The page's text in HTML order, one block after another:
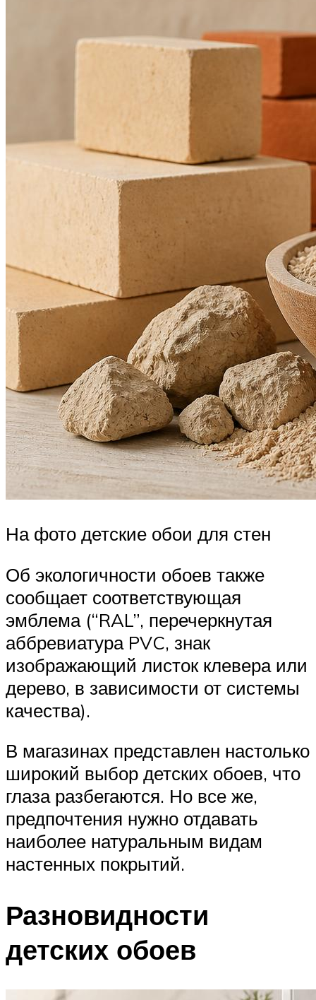
На фото детские обои для стен
Об экологичности обоев также
сообщает соответствующая
эмблема (“RAL”, перечеркнутая
аббревиатура PVC, знак
изображающий листок клевера или
дерево, в зависимости от системы
качества).
В магазинах представлен настолько
широкий выбор детских обоев, что
глаза разбегаются. Но все же,
предпочтения нужно отдавать
наиболее натуральным видам
настенных покрытий.
Разновидности
детских обоев